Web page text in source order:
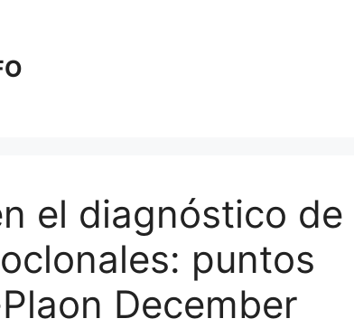
el diagnóstico de
puntos
December